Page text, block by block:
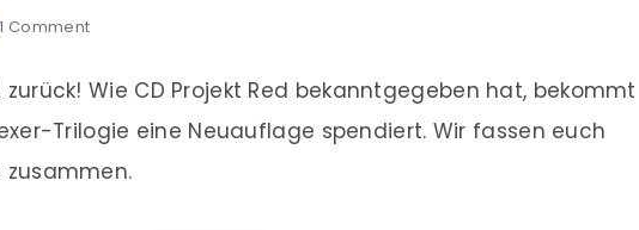
1 Comment
Wie CD Projekt Red bekanntgegeben hat, bekommt
Trilogie eine Neuauflage spendiert. Wir fassen euch